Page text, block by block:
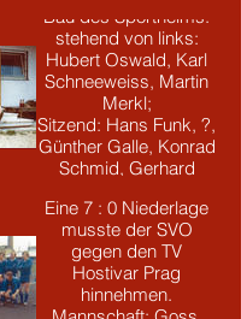
Bscheider, M. Fischer,
Späth, G. Fischer,
Schneeweis,
Schamberger, Mayr,
Janotta, Weiß, Huli,
Gruber
Bau des Sportheims:
stehend von links:
Hubert Oswald, Karl
Schneeweiss, Martin
Merkl;
Sitzend: Hans Funk, ?,
Günther Galle, Konrad
Schmid, Gerhard
Gerstmeier
1972
29.4.1972: Ausflug
Eine 7 : 0 Niederlage
musste der SVO
gegen den TV
Hostivar Prag
hinnehmen.